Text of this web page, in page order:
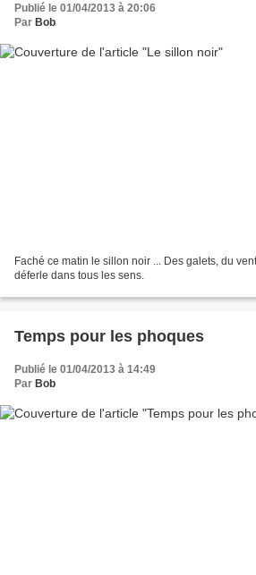
Publié le 01/04/2013 à 20:06
Par Bob
Faché ce matin le sillon noir ... Des galets, du
déferle dans tous les sens.
Temps pour les phoques
Publié le 01/04/2013 à 14:49
Par Bob